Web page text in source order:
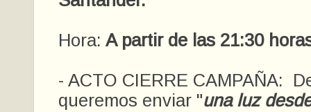
Hora: A partir de las 21:30
- ACTO CIERRE CAMPAÑA:
queremos enviar "una luz